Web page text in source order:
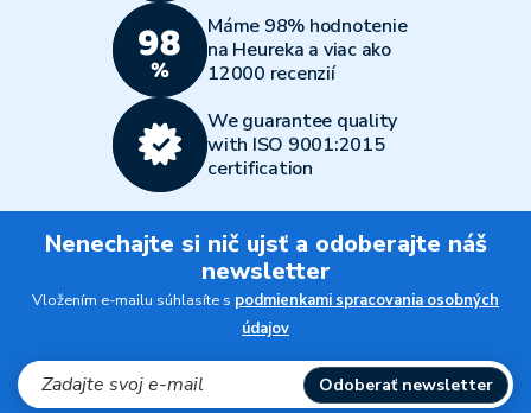
Máme 98% hodnotenie
na Heureka a viac ako
12000 recenzií
We guarantee quality
with ISO 9001:2015
certification
Nenechajte si nič ujsť a odoberajte náš
newsletter
Vložením e-mailu súhlasíte s podmienkami spracovania osobných
údajov
Odoberať newsletter